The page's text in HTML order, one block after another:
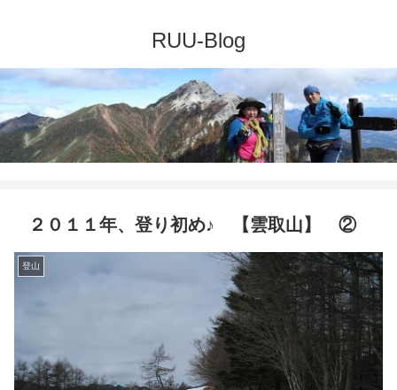
２０１１年、登り初め♪ 【雲取山】 ②
登山